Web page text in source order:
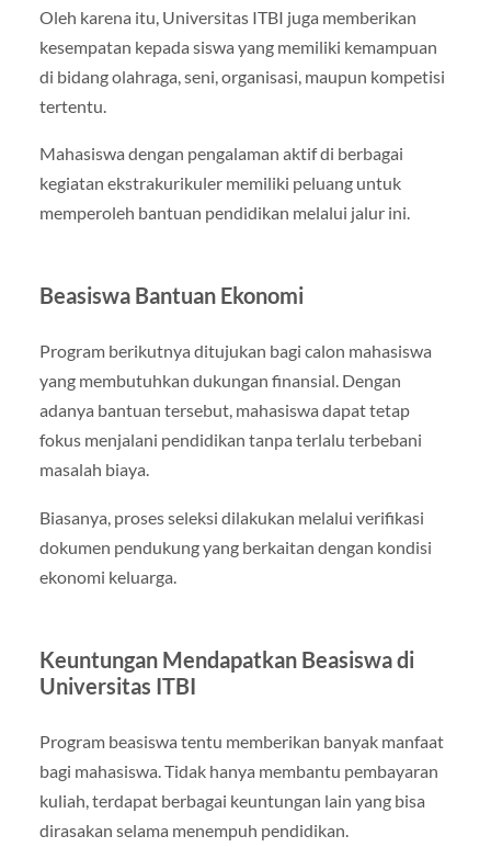
Oleh karena itu, Universitas ITBI juga memberikan
kesempatan kepada siswa yang memiliki kemampuan
di bidang olahraga, seni, organisasi, maupun kompetisi
tertentu.
Mahasiswa dengan pengalaman aktif di berbagai
kegiatan ekstrakurikuler memiliki peluang untuk
memperoleh bantuan pendidikan melalui jalur ini.
Beasiswa Bantuan Ekonomi
Program berikutnya ditujukan bagi calon mahasiswa
yang membutuhkan dukungan finansial. Dengan
adanya bantuan tersebut, mahasiswa dapat tetap
fokus menjalani pendidikan tanpa terlalu terbebani
masalah biaya.
Biasanya, proses seleksi dilakukan melalui verifikasi
dokumen pendukung yang berkaitan dengan kondisi
ekonomi keluarga.
Keuntungan Mendapatkan Beasiswa di
Universitas ITBI
Program beasiswa tentu memberikan banyak manfaat
bagi mahasiswa. Tidak hanya membantu pembayaran
kuliah, terdapat berbagai keuntungan lain yang bisa
dirasakan selama menempuh pendidikan.